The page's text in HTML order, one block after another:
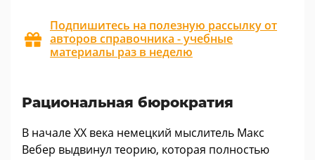
Подпишитесь на полезную рассылку от
авторов справочника - учебные
материалы раз в неделю
Рациональная бюрократия
В начале ХХ века немецкий мыслитель Макс
Вебер выдвинул теорию, которая полностью